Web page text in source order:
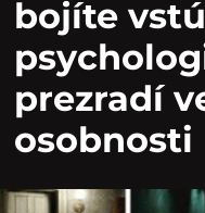
bojíte
prezradí
osobnosti